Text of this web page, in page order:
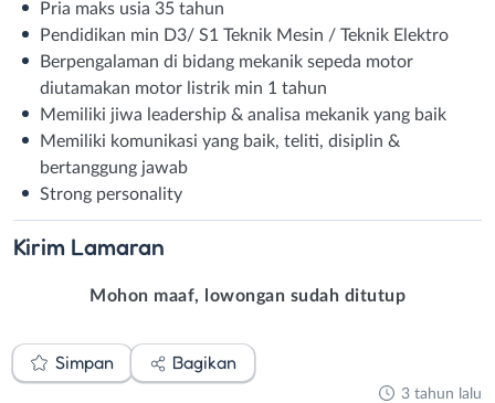
Pria maks usia 35 tahun
Pendidikan min D3/ S1 Teknik Mesin / Teknik Elektro
Berpengalaman di bidang mekanik sepeda motor
diutamakan motor listrik min 1 tahun
Memiliki jiwa leadership & analisa mekanik yang baik
Memiliki komunikasi yang baik, teliti, disiplin &
bertanggung jawab
Strong personality
Kirim Lamaran
Mohon maaf, lowongan sudah ditutup
Simpan Bagikan
3 tahun lalu